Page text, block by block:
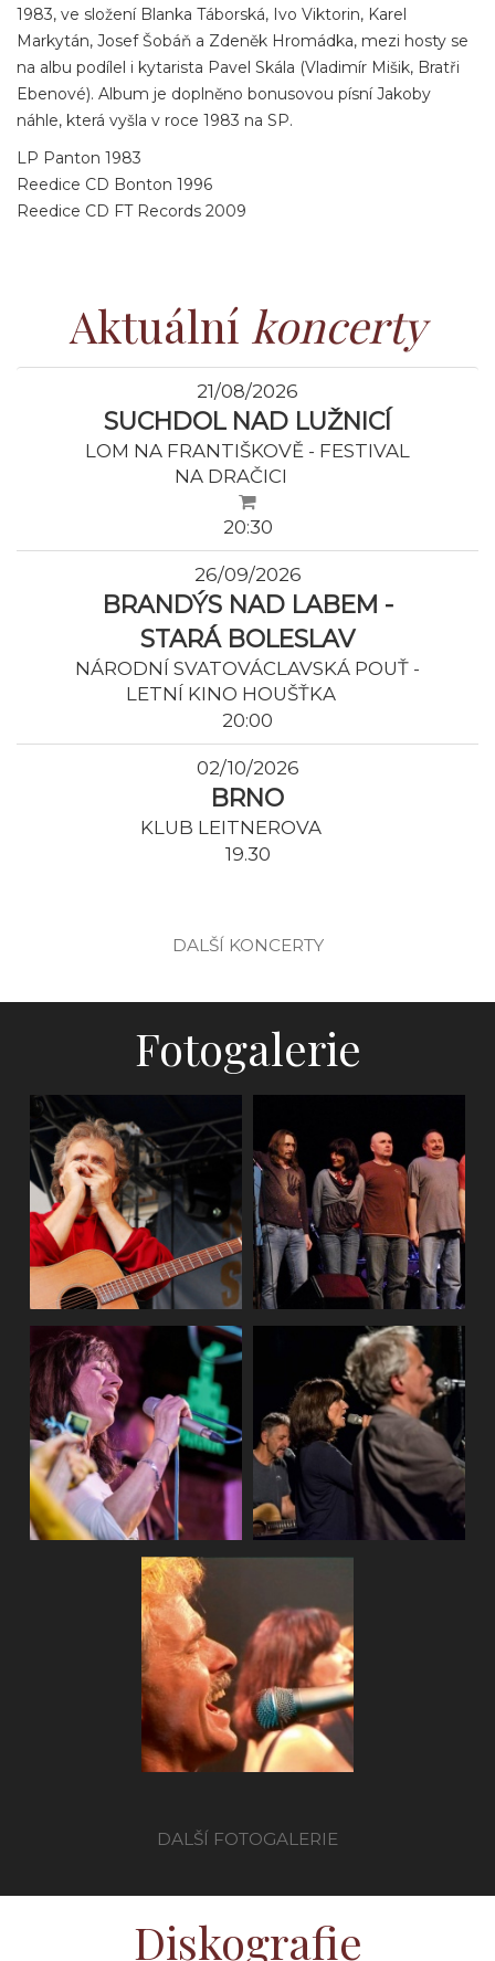
1983, ve složení Blanka Táborská, Ivo Viktorin, Karel
Markytán, Josef Šobáň a Zdeněk Hromádka, mezi hosty se
na albu podílel i kytarista Pavel Skála (Vladimír Mišik, Bratři
Ebenové). Album je doplněno bonusovou písní Jakoby
náhle, která vyšla v roce 1983 na SP.
LP Panton 1983
Reedice CD Bonton 1996
Reedice CD FT Records 2009
Aktuální koncerty
21/08/2026
SUCHDOL NAD LUŽNICÍ
LOM NA FRANTIŠKOVĚ - FESTIVAL
NA DRAČICI
20:30
26/09/2026
BRANDÝS NAD LABEM -
STARÁ BOLESLAV
NÁRODNÍ SVATOVÁCLAVSKÁ POUŤ -
LETNÍ KINO HOUŠŤKA
20:00
02/10/2026
BRNO
KLUB LEITNEROVA
19.30
DALŠÍ KONCERTY
Fotogalerie
Brno, Špilberk
(2010)
Ostrava, Klub
parník - křest CD
(2018)
DALŠÍ FOTOGALERIE
Diskografie